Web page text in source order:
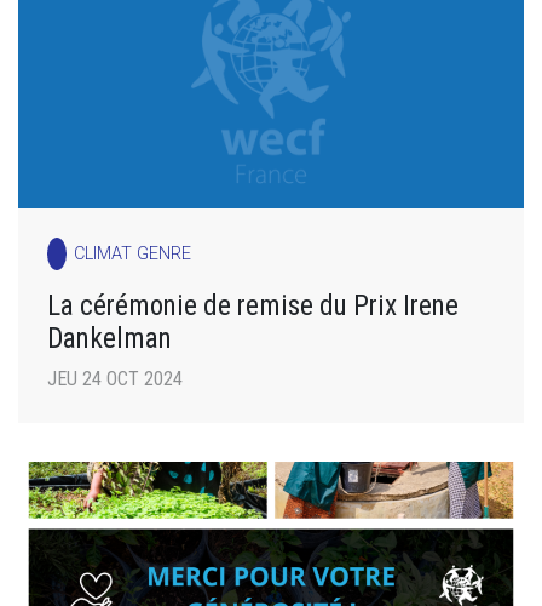
CLIMAT GENRE
La cérémonie de remise du Prix Irene
Dankelman
JEU 24 OCT 2024